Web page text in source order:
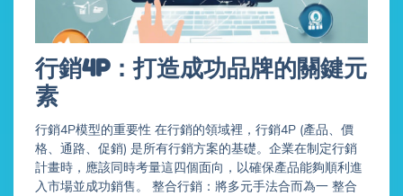
行銷4P：打造成功品牌的關鍵元
素
行銷4P模型的重要性 在行銷的領域裡，行銷4P (產品、價
格、通路、促銷) 是所有行銷方案的基礎。企業在制定行銷
計畫時，應該同時考量這四個面向，以確保產品能夠順利進
入市場並成功銷售。 整合行銷：將多元手法合而為一 整合